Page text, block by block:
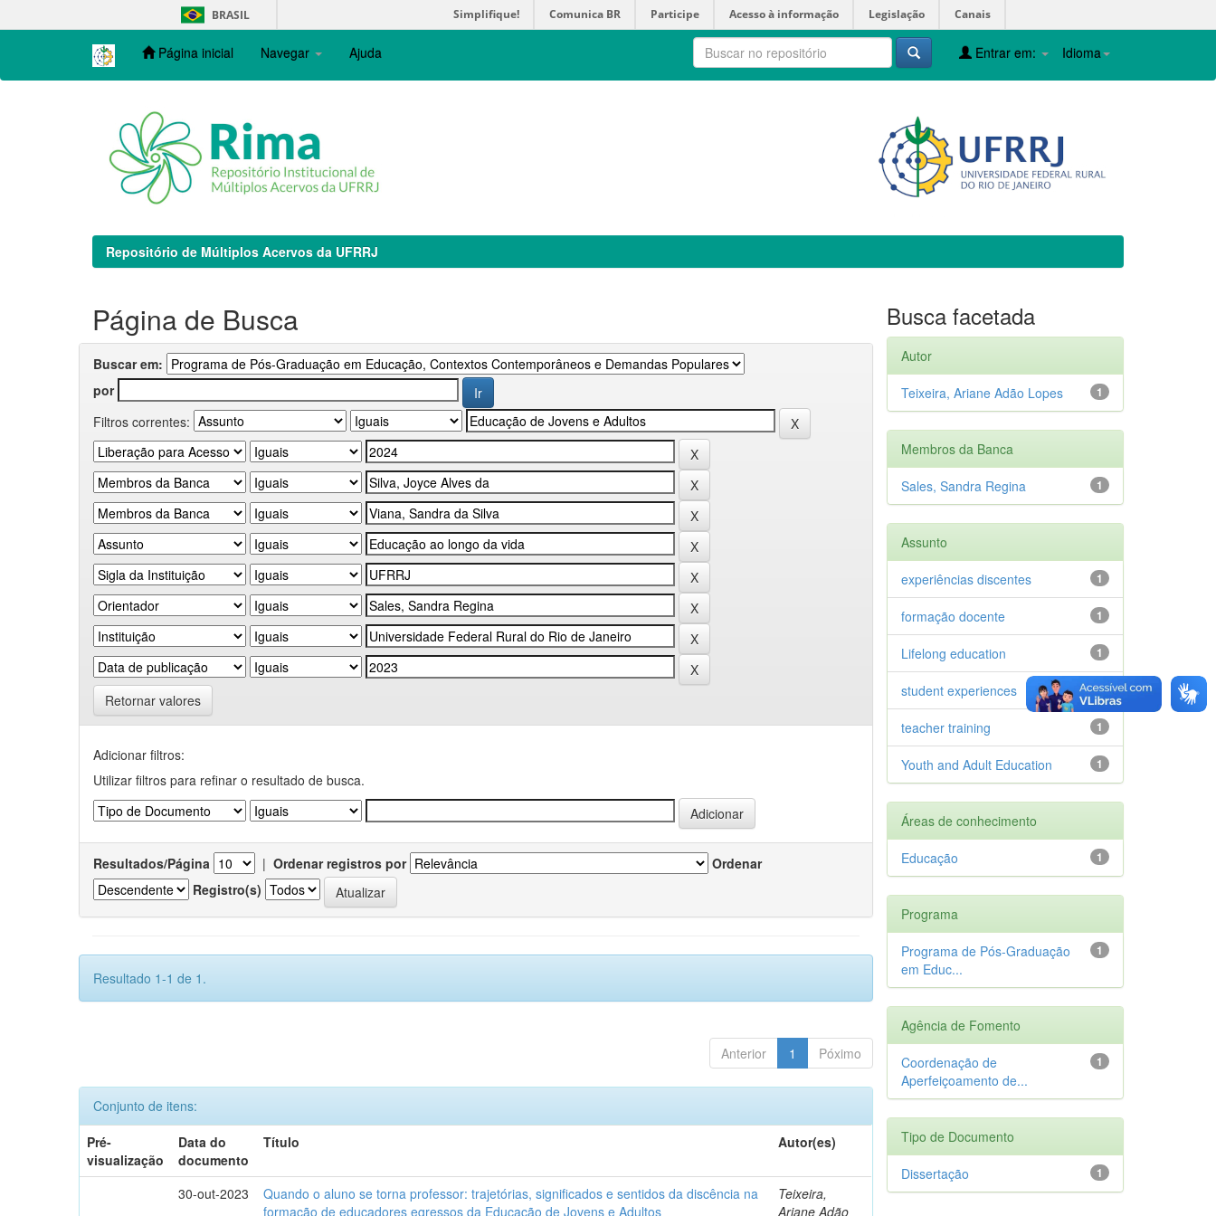
navigation
BRASIL Simplifique! Comunica BR Participe Acesso à informação Legislação Canais
Página inicial Navegar Ajuda Idioma
Entrar em:
Repositório de Múltiplos Acervos da UFRRJ
Página de Busca
Buscar em:
por
Filtros correntes:
Retornar valores
Adicionar filtros:
Utilizar filtros para refinar o resultado de busca.
Resultados/Página | Ordenar registros por
Ordenar
Registro(s)
Resultado 1-1 de 1.
Anterior 1 Póximo
Conjunto de itens:
Pré-
visualização
Data do
documento
Título Autor(es)
30-out-2023
Quando o aluno se torna professor: trajetórias, significados e sentidos da discência na
formação de educadores egressos da Educação de Jovens e Adultos
Teixeira,
Ariane Adão
Busca facetada
Autor
1
Teixeira, Ariane Adão Lopes
Membros da Banca
1
Sales, Sandra Regina
Assunto
1
experiências discentes
1
formação docente
1
Lifelong education
1
student experiences
1
teacher training
1
Youth and Adult Education
Áreas de conhecimento
1
Educação
Programa
1
Programa de Pós-Graduação
em Educ...
Agência de Fomento
1
Coordenação de
Aperfeiçoamento de...
Tipo de Documento
1
Dissertação